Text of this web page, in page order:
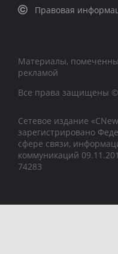
Правовая
Материалы,
рекламой
Все права защищены ©
Сетевое издание
зарегистрировано
сфере связи,
коммуникаций
74283